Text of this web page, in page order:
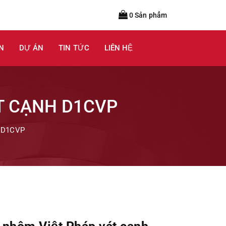
0 Sản phẩm
DỰ ÁN TIN TỨC LIÊN HỆ
CẠNH D1CVP